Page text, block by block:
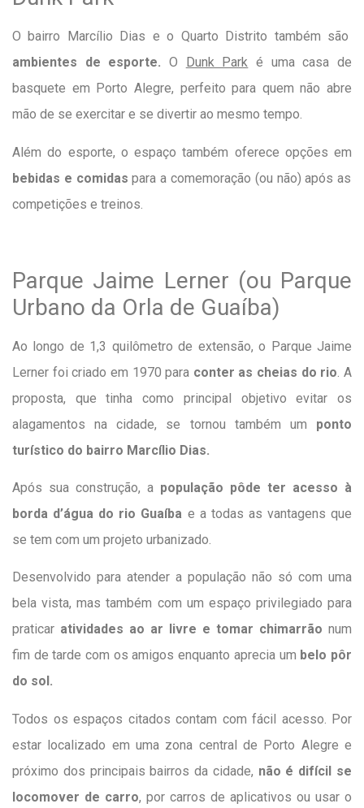
O bairro Marcílio Dias e o Quarto Distrito também são
ambientes de esporte. O Dunk Park é uma casa de
basquete em Porto Alegre, perfeito para quem não abre
mão de se exercitar e se divertir ao mesmo tempo.
Além do esporte, o espaço também oferece opções em
bebidas e comidas para a comemoração (ou não) após as
competições e treinos.
Parque Jaime Lerner (ou Parque
Urbano da Orla de Guaíba)
Ao longo de 1,3 quilômetro de extensão, o Parque Jaime
Lerner foi criado em 1970 para conter as cheias do rio . A
proposta, que tinha como principal objetivo evitar os
alagamentos na cidade, se tornou também um ponto
turístico do bairro Marcílio Dias.
Após sua construção, a população pôde ter acesso à
borda d’água do rio Guaíba e a todas as vantagens que
se tem com um projeto urbanizado.
Desenvolvido para atender a população não só com uma
bela vista, mas também com um espaço privilegiado para
praticar atividades ao ar livre e tomar chimarrão num
fim de tarde com os amigos enquanto aprecia um belo pôr
do sol.
Todos os espaços citados contam com fácil acesso. Por
estar localizado em uma zona central de Porto Alegre e
próximo dos principais bairros da cidade, não é difícil se
locomover de carro, por carros de aplicativos ou usar o